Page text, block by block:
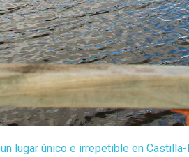
lugar único e irrepetible en